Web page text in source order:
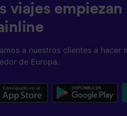
viajes
a nuestros clientes a hacer
de Europa.